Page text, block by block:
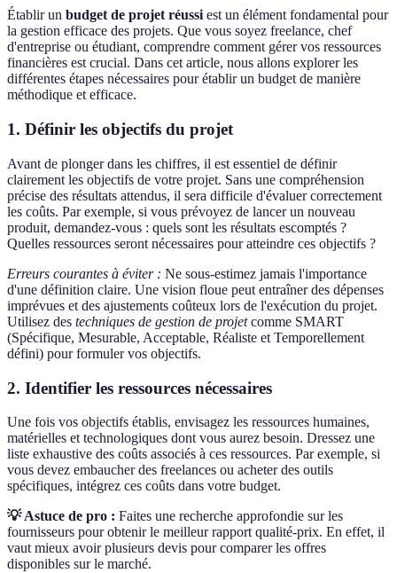
Établir un budget de projet réussiest un élément fondamental pour
la gestion efficace des projets. Que vous soyez freelance, chef
d'entreprise ou étudiant, comprendre comment gérer vos ressources
financières est crucial. Dans cet article, nous allons explorer les
différentes étapes nécessaires pour établir un budget de manière
méthodique et efficace.
1. Définir les objectifs du projet
Avant de plonger dans les chiffres, il est essentiel de définir
clairement les objectifs de votre projet. Sans une compréhension
précise des résultats attendus, il sera difficile d'évaluer correctement
les coûts. Par exemple, si vous prévoyez de lancer un nouveau
produit, demandez-vous : quels sont les résultats escomptés ?
Quelles ressources seront nécessaires pour atteindre ces objectifs ?
Erreurs courantes à éviter : Ne sous-estimez jamais l'importance
d'une définition claire. Une vision floue peut entraîner des dépenses
imprévues et des ajustements coûteux lors de l'exécution du projet.
Utilisez des techniques de gestion de projetcomme SMART
(Spécifique, Mesurable, Acceptable, Réaliste et Temporellement
défini) pour formuler vos objectifs.
2. Identifier les ressources nécessaires
Une fois vos objectifs établis, envisagez les ressources humaines,
matérielles et technologiques dont vous aurez besoin. Dressez une
liste exhaustive des coûts associés à ces ressources. Par exemple, si
vous devez embaucher des freelances ou acheter des outils
spécifiques, intégrez ces coûts dans votre budget.
💡 Astuce de pro : Faites une recherche approfondie sur les
fournisseurs pour obtenir le meilleur rapport qualité-prix. En effet, il
vaut mieux avoir plusieurs devis pour comparer les offres
disponibles sur le marché.